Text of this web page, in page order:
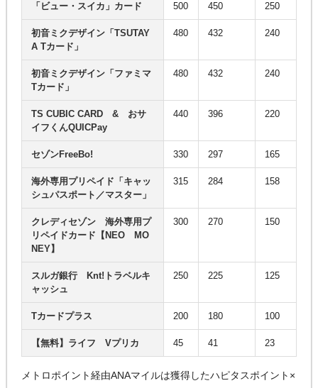
「ビュー・スイカ」カード 500 450 250
初音ミクデザイン「TSUTAY
A Tカード」
480 432 240
初音ミクデザイン「ファミマ
Tカード」
480 432 240
TS CUBIC CARD & おサ
イフくんQUICPay
440 396 220
セゾンFreeBo! 330 297 165
海外専用プリペイド「キャッ
シュパスポート／マスター」
315 284 158
クレディセゾン 海外専用プ
リペイドカード【NEO MO
NEY】
300 270 150
スルガ銀行 Knt!トラベルキ
ャッシュ
250 225 125
Tカードプラス 200 180 100
【無料】ライフ Vプリカ 45 41 23
メトロポイント経由ANAマイルは獲得したハピタスポイント×